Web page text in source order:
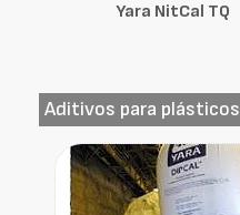
Yara NitCal TQ
Aditivos para plásticos